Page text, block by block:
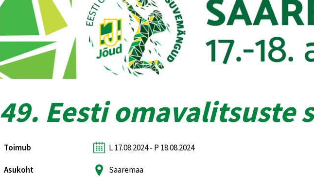
49. Eesti omavalitsuste
Toimub L 17.08.2024 - P 18.08.2024
Asukoht Saaremaa